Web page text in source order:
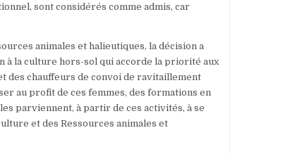
sont considérés comme admis, car
animales et halieutiques, la décision a
la culture hors-sol qui accorde la priorité aux
des chauffeurs de convoi de ravitaillement
au profit de ces femmes, des formations en
parviennent, à partir de ces activités, à se
et des Ressources animales et